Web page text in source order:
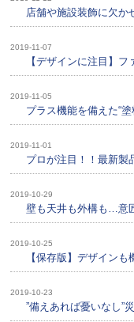
店舗や施設装飾に欠か
2019-11-07
【デザインに注目】
2019-11-05
プラス機能を備えた“塗
2019-11-01
プロが注目！！最新製
2019-10-29
壁も天井も外構も…意
2019-10-25
【保存版】デザイン
2019-10-23
”備えあれば憂いなし”